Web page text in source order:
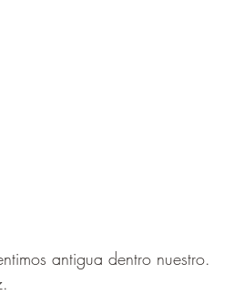
antigua dentro nuestro.